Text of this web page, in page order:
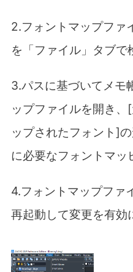
2.フォントマップファ
を「ファイル」タブで
3.パスに基づいてメモ
ップファイルを開き
ップされたフォント]
に必要なフォントマッ
4.フォントマップファ
再起動して変更を有効